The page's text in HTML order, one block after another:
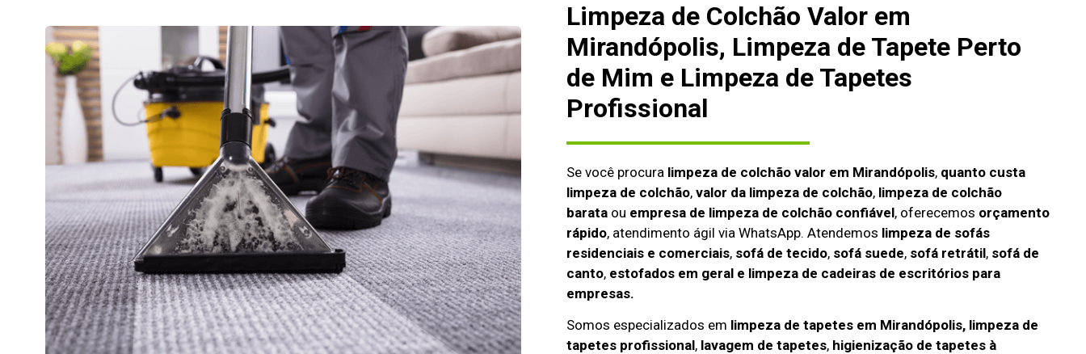
Limpeza de Colchão Valor em
Mirandópolis, Limpeza de Tapete Perto
de Mim e Limpeza de Tapetes
Profissional
Se você procura limpeza de colchão valor em Mirandópolis, quanto custa
limpeza de colchão, valor da limpeza de colchão, limpeza de colchão
barataou empresa de limpeza de colchão confiável, oferecemos orçamento
rápido, atendimento ágil via WhatsApp. Atendemos limpeza de sofás
residenciais e comerciais, sofá de tecido, sofá suede, sofá retrátil, sofá de
canto, estofados em geral e limpeza de cadeiras de escritórios para
empresas.
Somos especializados em limpeza de tapetes em Mirandópolis, limpeza de
tapetes profissional, lavagem de tapetes, higienização de tapetes à